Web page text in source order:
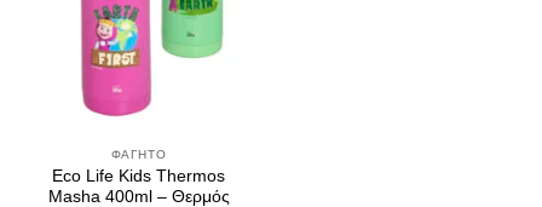
ΦΑΓΗΤΌ
Eco Life Kids Thermos
Masha 400ml – Θερμός